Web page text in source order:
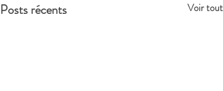
Posts récents Voir tout